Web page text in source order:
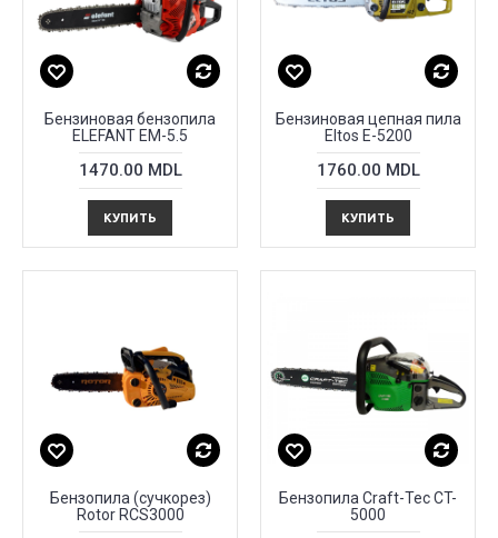
Бензиновая бензопила
ELEFANT EM-5.5
1470.00 MDL
КУПИТЬ
Бензиновая цепная пила
Eltos E-5200
1760.00 MDL
КУПИТЬ
Бензопила (сучкорез)
Rotor RCS3000
Бензопила Craft-Tec CT-
5000